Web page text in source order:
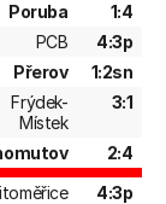
Poruba
1:4
PCB
4:3p
Přerov
1:2sn
Frýdek-
Místek
3:1
2:4
4:3p